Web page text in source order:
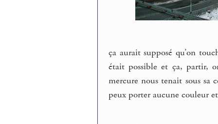
ça aurait supposé qu’on
était possible et ça, partir,
mercure nous tenait sous sa
peux porter aucune couleur